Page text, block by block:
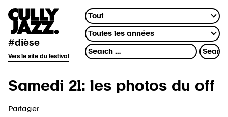
#dièse
Vers le site du festival
Samedi 21: les photos du off
Partager